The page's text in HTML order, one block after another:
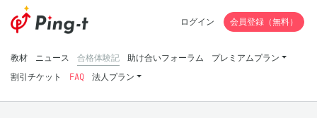
教材 ニュース 合格体験記 助け合いフォーラム
プレミアムプラン
割引チケット
FAQ 法人プラン
ログイン 会員登録（無料）